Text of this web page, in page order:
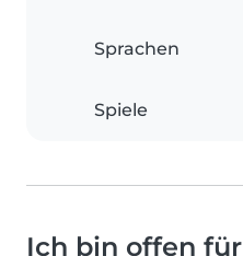
Sprachen
Spiele
Ich bin offen für